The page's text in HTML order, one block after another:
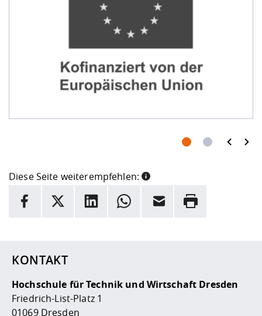
Diese Seite weiterempfehlen:
INFORMATION
Facebook
X LinkedInWhatsappE-Mail Drucken
KONTAKT
Hochschule für Technik und Wirtschaft Dresden
Friedrich-List-Platz 1
01069 Dresden